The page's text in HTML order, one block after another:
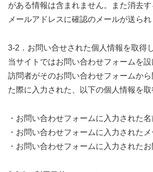
がある情報は含まれません。また消去
メールアドレスに確認のメールが送られ
3-2．お問い合せされた個人情報を取得
当サイトではお問い合わせフォームを設
訪問者がそのお問い合わせフォームか
た際に入力された、以下の個人情報を取
・お問い合わせフォームに入力された名
・お問い合わせフォームに入力された
・お問い合わせフォームに入力された